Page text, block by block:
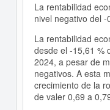
La rentabilidad
nivel negativo del -
La rentabilidad
desde el -15,61 %
2024, a pesar de
negativos. A esta
crecimiento de la
de valer 0,69 a